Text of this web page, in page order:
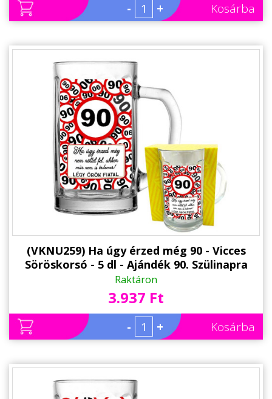
Névnapi ajándékok
Sport/Hobbi szerint
Állatos ajándéktárgyak
- + Kosárba
(VKNU259) Ha úgy érzed még 90 - Vicces
Söröskorsó - 5 dl - Ajándék 90. Szülinapra
Raktáron
3.937 Ft
- + Kosárba